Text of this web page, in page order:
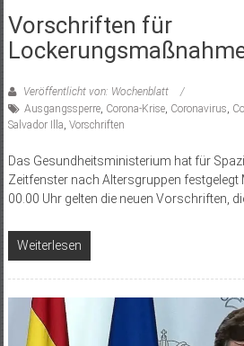
Vorschriften für
Veröffentlicht von: Wochenblatt
Ausgangssperre, Corona-Krise, Coronavirus,
Salvador Illa, Vorschriften
Das Gesundheitsministerium hat für
Zeitfenster nach Altersgruppen festgelegt
00.00 Uhr gelten die neuen Vorschriften,
Weiterlesen